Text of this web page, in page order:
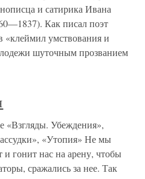
и сатирика Ивана
Как писал поэт
умствования и
шуточным прозванием
«Взгляды. Убеждения»,
«Утопия» Не мы
и гонит нас на арену, чтобы
сражались за нее. Так